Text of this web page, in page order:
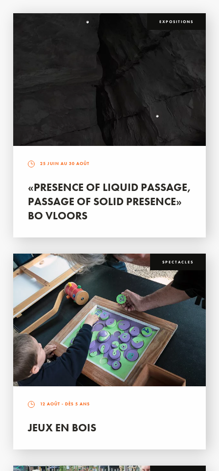
EXPOSITIONS
25 JUIN AU 30 AOÛT
«PRESENCE OF LIQUID PASSAGE,
PASSAGE OF SOLID PRESENCE»
BO VLOORS
SPECTACLES
12 AOÛT - DÈS 5 ANS
JEUX EN BOIS